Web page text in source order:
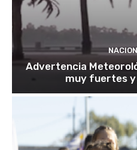
Advertencia
muy fuertes